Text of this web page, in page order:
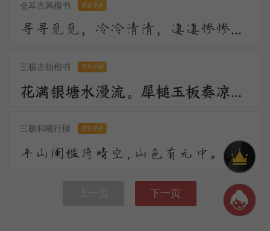
仓耳古风楷书 零售字体
寻寻觅觅，冷冷清清，凄凄惨惨戚戚。乍暖还寒时候，最难将息。三杯两盏淡酒，怎敌他、晚来风急！雁过也，正伤心，却是旧时相识。
三极古拙楷书 零售字体
花满银塘水漫流。犀槌玉板奏凉州。顺风环佩过秦楼。远汉碧云轻漠漠，今宵人在鹊桥头。一声敲彻绛河秋。
三极和曦行楷 零售字体
平山阑槛倚晴空，山色有无中。手种堂前垂柳，别来几度春风？文章太守，挥毫万字，一饮千钟。行乐直须年少，尊前看取衰翁。
下一页